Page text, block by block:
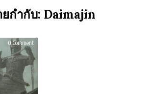
กำกับ: Daimajin
0 Commenton
Daimajin
ได
เทพ
พิโรธ